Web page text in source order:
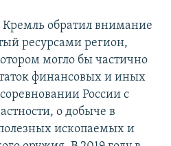
Кремль обратил внимание
ресурсами регион,
могло бы частично
финансовых и иных
России с
о добыче в
ископаемых и